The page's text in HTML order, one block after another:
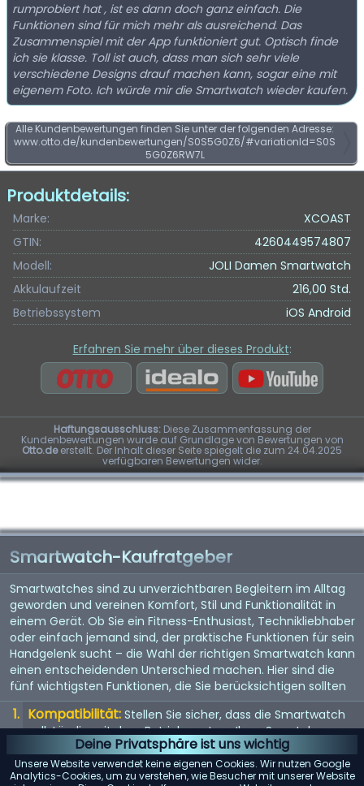
Deine Privatsphäre ist uns wichtig
Unsere Website verwendet keine eigenen Cookies. Wir nutzen Google
Analytics-Cookies, um zu verstehen, wie Besucher mit unserer Website
rumprobiert hat , ist es dann doch ganz einfach. Die
Funktionen sind für mich mehr als ausreichend. Das
Zusammenspiel mit der App funktioniert gut. Optisch finde
ich sie klasse. Toll ist auch, dass man sich sehr viele
verschiedene Designs drauf machen kann, sogar eine mit
eigenem Foto. Ich würde mir die Smartwatch wieder kaufen.
Alle Kundenbewertungen finden Sie unter der folgenden Adresse:
www.otto.de/kundenbewertungen/S0S5G0Z6/#variationId=S0S
5G0Z6RW7L
Produktdetails:
Marke:
XCOAST
GTIN:
4260449574807
Modell:
JOLI Damen Smartwatch
Akkulaufzeit
216,00 Std.
Betriebssystem
iOS Android
Erfahren Sie mehr über dieses Produkt:
Haftungsausschluss:Diese Zusammenfassung der
Kundenbewertungen wurde auf Grundlage von Bewertungen von
Otto.deerstellt. Der Inhalt dieser Seite spiegelt die zum 24.04.2025
verfügbaren Bewertungen wider.
Smartwatch-Kaufratgeber
Smartwatches sind zu unverzichtbaren Begleitern im Alltag
geworden und vereinen Komfort, Stil und Funktionalität in
einem Gerät. Ob Sie ein Fitness-Enthusiast, Technikliebhaber
oder einfach jemand sind, der praktische Funktionen für sein
Handgelenk sucht – die Wahl der richtigen Smartwatch kann
einen entscheidenden Unterschied machen. Hier sind die
fünf wichtigsten Funktionen, die Sie berücksichtigen sollten
Kompatibilität: Stellen Sie sicher, dass die Smartwatch
vollständig mit dem Betriebssystem Ihres Smartphones
(iOS oder Android) kompatibel ist, um mögliche
Einschränkungen zu vermeiden.